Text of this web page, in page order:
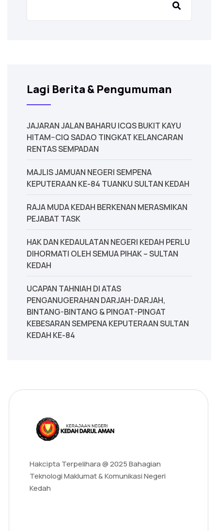
Lagi Berita & Pengumuman
JAJARAN JALAN BAHARU ICQS BUKIT KAYU
HITAM–CIQ SADAO TINGKAT KELANCARAN
RENTAS SEMPADAN
MAJLIS JAMUAN NEGERI SEMPENA
KEPUTERAAN KE-84 TUANKU SULTAN KEDAH
‎RAJA MUDA KEDAH BERKENAN MERASMIKAN
PEJABAT TASK
‎HAK DAN KEDAULATAN NEGERI KEDAH PERLU
DIHORMATI OLEH SEMUA PIHAK – SULTAN
KEDAH
UCAPAN TAHNIAH DI ATAS
PENGANUGERAHAN DARJAH-DARJAH,
BINTANG-BINTANG & PINGAT-PINGAT
KEBESARAN SEMPENA KEPUTERAAN SULTAN
KEDAH KE-84
Hakcipta Terpelihara @ 2025 Bahagian
Teknologi Maklumat & Komunikasi Negeri
Kedah